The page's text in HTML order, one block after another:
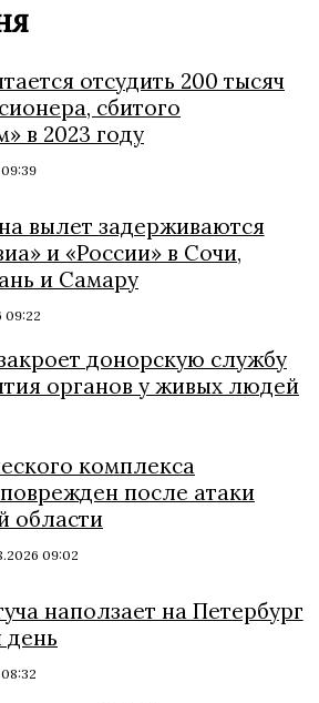
отсудить 200 тысяч
сбитого
в 2023 году
вылет задерживаются
и «России» в Сочи,
и Самару
09:22
донорскую службу
органов у живых людей
комплекса
после атаки
области
09:02
наползает на Петербург